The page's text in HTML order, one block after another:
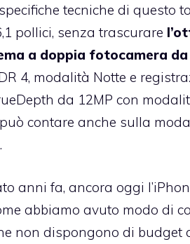
tecniche di questo
pollici, senza trascurare
a doppia fotocamera da
4, modalità Notte e
da 12MP con
contare anche sulla
anni fa, ancora oggi
abbiamo avuto modo di
non dispongono di budget